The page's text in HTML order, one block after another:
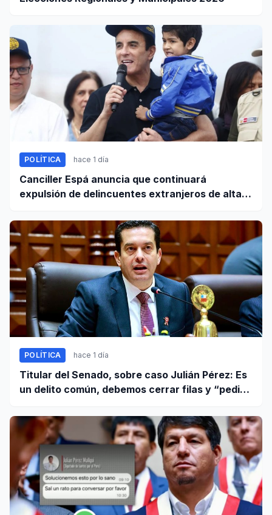
POLÍTICA hace 1 día
Canciller Espá anuncia que continuará
expulsión de delincuentes extranjeros de alta
POLÍTICA hace 1 día
Titular del Senado, sobre caso Julián Pérez: Es
un delito común, debemos cerrar filas y “pedir